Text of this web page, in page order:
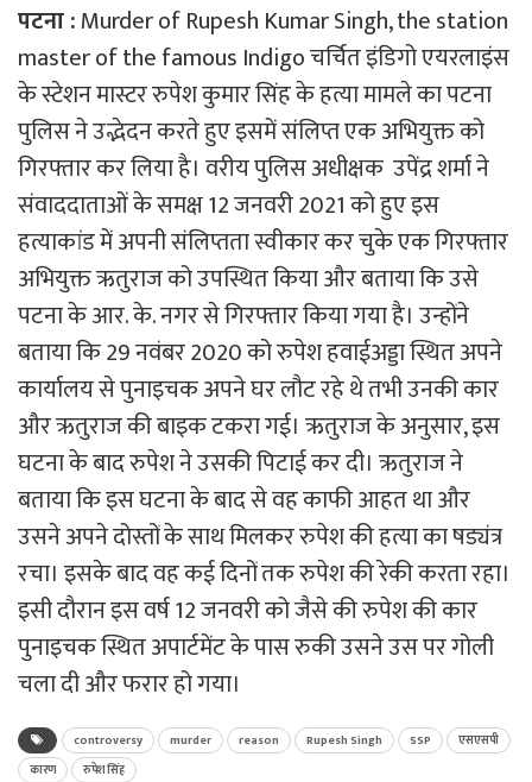
पटना :Murder of Rupesh Kumar Singh, the station
master of the famous Indigo चर्चित इंडिगो एयरलाइंस
के स्टेशन मास्टर रुपेश कुमार सिंह के हत्या मामले का पटना
पुलिस ने उद्भेदन करते हुए इसमें संलिप्त एक अभियुक्त को
गिरफ्तार कर लिया है। वरीय पुलिस अधीक्षक उपेंद्र शर्मा ने
संवाददाताओं के समक्ष 12 जनवरी 2021 को हुए इस
हत्याकांड में अपनी संलिप्तता स्वीकार कर चुके एक गिरफ्तार
अभियुक्त ऋतुराज को उपस्थित किया और बताया कि उसे
पटना के आर. के. नगर से गिरफ्तार किया गया है। उन्होंने
बताया कि 29 नवंबर 2020 को रुपेश हवाईअड्डा स्थित अपने
कार्यालय से पुनाइचक अपने घर लौट रहे थे तभी उनकी कार
और ऋतुराज की बाइक टकरा गई। ऋतुराज के अनुसार, इस
घटना के बाद रुपेश ने उसकी पिटाई कर दी। ऋतुराज ने
बताया कि इस घटना के बाद से वह काफी आहत था और
उसने अपने दोस्तों के साथ मिलकर रुपेश की हत्या का षड्यंत्र
रचा। इसके बाद वह कई दिनों तक रुपेश की रेकी करता रहा।
इसी दौरान इस वर्ष 12 जनवरी को जैसे की रुपेश की कार
पुनाइचक स्थित अपार्टमेंट के पास रुकी उसने उस पर गोली
चला दी और फरार हो गया।
controversy murder reason Rupesh Singh SSP
एसएसपी
कारण
रुपेश सिंह